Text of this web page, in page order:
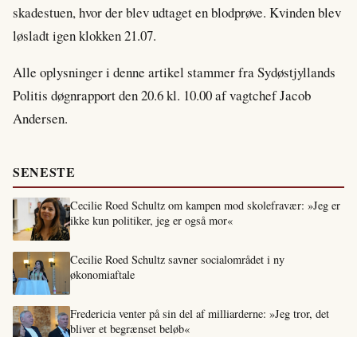
skadestuen, hvor der blev udtaget en blodprøve. Kvinden blev
løsladt igen klokken 21.07.
Alle oplysninger i denne artikel stammer fra Sydøstjyllands
Politis døgnrapport den 20.6 kl. 10.00 af vagtchef Jacob
Andersen.
SENESTE
Cecilie Roed Schultz om kampen mod skolefravær: »Jeg er
ikke kun politiker, jeg er også mor«
Cecilie Roed Schultz savner socialområdet i ny
økonomiaftale
Fredericia venter på sin del af milliarderne: »Jeg tror, det
bliver et begrænset beløb«